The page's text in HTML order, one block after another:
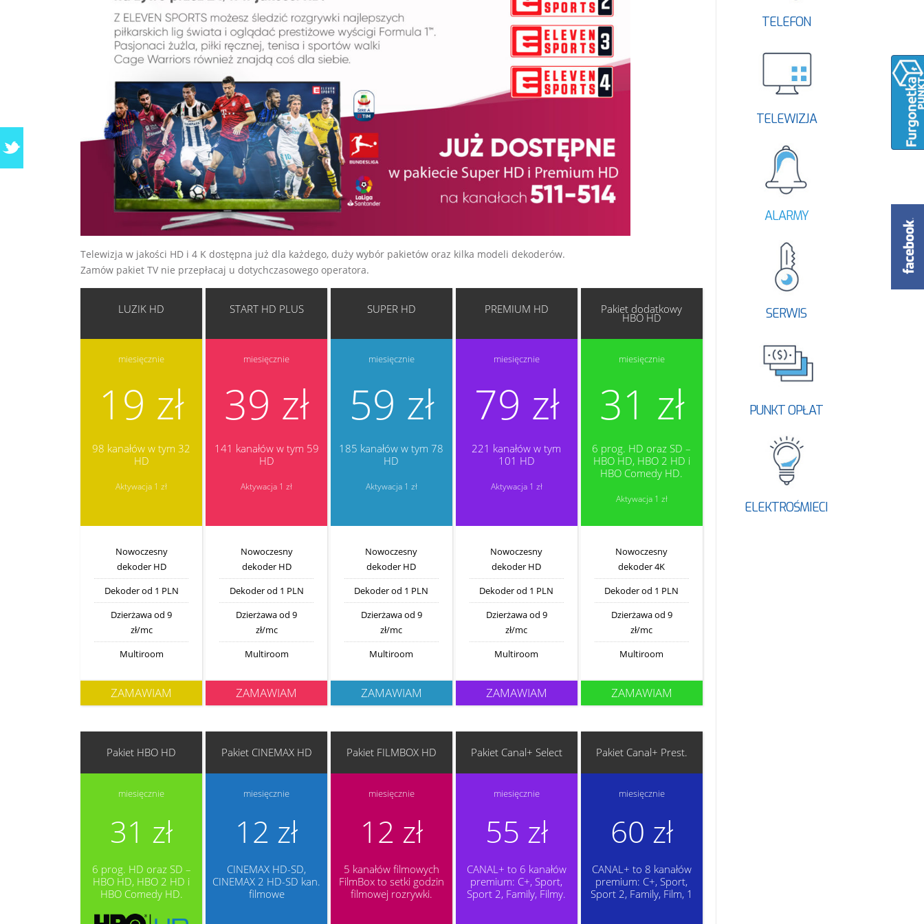
Telewizja w jakości HD i 4 K dostępna już dla każdego, duży wybór pakietów oraz kilka modeli dekoderów.
Zamów pakiet TV nie przepłacaj u dotychczasowego operatora.
LUZIK HD
miesięcznie
19 zł
98 kanałów w tym 32
HD
Aktywacja 1 zł
Nowoczesny
dekoder HD
Dekoder od 1 PLN
Dzierżawa od 9
zł/mc
Multiroom
ZAMAWIAM
START HD PLUS
miesięcznie
39 zł
141 kanałów w tym 59
HD
Aktywacja 1 zł
Nowoczesny
dekoder HD
Dekoder od 1 PLN
Dzierżawa od 9
zł/mc
Multiroom
ZAMAWIAM
SUPER HD
miesięcznie
59 zł
185 kanałów w tym 78
HD
Aktywacja 1 zł
Nowoczesny
dekoder HD
Dekoder od 1 PLN
Dzierżawa od 9
zł/mc
Multiroom
ZAMAWIAM
PREMIUM HD
miesięcznie
79 zł
221 kanałów w tym
101 HD
Aktywacja 1 zł
Nowoczesny
dekoder HD
Dekoder od 1 PLN
Dzierżawa od 9
zł/mc
Multiroom
ZAMAWIAM
Pakiet dodatkowy
HBO HD
miesięcznie
31 zł
6 prog. HD oraz SD –
HBO HD, HBO 2 HD i
HBO Comedy HD.
Aktywacja 1 zł
Nowoczesny
dekoder 4K
Dekoder od 1 PLN
Dzierżawa od 9
zł/mc
Multiroom
ZAMAWIAM
Pakiet HBO HD
miesięcznie
31 zł
6 prog. HD oraz SD –
HBO HD, HBO 2 HD i
HBO Comedy HD.
Pakiet CINEMAX HD
miesięcznie
12 zł
CINEMAX HD-SD,
CINEMAX 2 HD-SD kan.
filmowe
Pakiet FILMBOX HD
miesięcznie
12 zł
5 kanałów filmowych
FilmBox to setki godzin
filmowej rozrywki.
Pakiet Canal+ Select
miesięcznie
55 zł
CANAL+ to 6 kanałów
premium: C+, Sport,
Sport 2, Family, Filmy.
Pakiet Canal+ Prest.
miesięcznie
60 zł
CANAL+ to 8 kanałów
premium: C+, Sport,
Sport 2, Family, Film, 1
TELEFON
TELEWIZJA
ALARMY
SERWIS
PUNKT OPŁAT
ELEKTROŚMIECI